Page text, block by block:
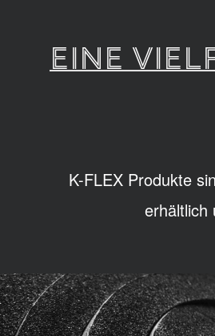
EINE
K-FLEX Produkte
erhältlich